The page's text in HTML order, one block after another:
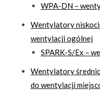
WPA-DN –
Wentylatory
wentylacji ogólnej
SPARK-S/Ex –
Wentylatory
do wentylacji